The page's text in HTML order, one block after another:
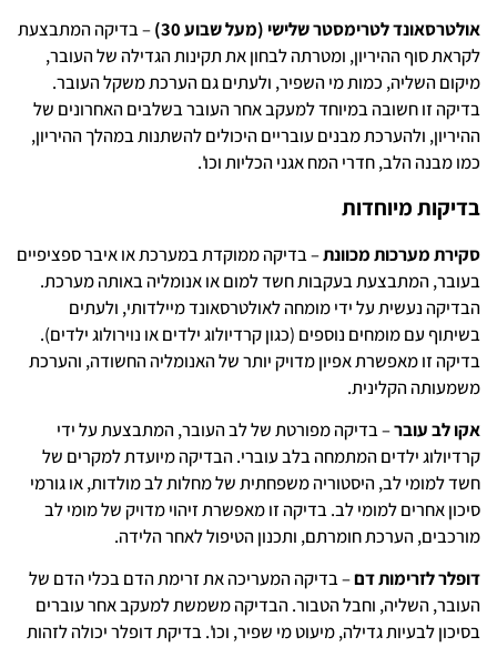
אולטרסאונד לטרימסטר שלישי (מעל שבוע 30)
– בדיקה המתבצעת
לקראת סוף ההיריון, ומטרתה לבחון את תקינות הגדילה של העובר,
מיקום השליה, כמות מי השפיר, ולעתים גם הערכת משקל העובר.
בדיקה זו חשובה במיוחד למעקב אחר העובר בשלבים האחרונים של
ההיריון, ולהערכת מבנים עובריים היכולים להשתנות במהלך ההיריון,
כמו מבנה הלב, חדרי המח אגני הכליות וכו'.
בדיקות מיוחדות
סקירת מערכות מכוונת– בדיקה ממוקדת במערכת או איבר ספציפיים
בעובר, המתבצעת בעקבות חשד למום או אנומליה באותה מערכת.
הבדיקה נעשית על ידי מומחה לאולטרסאונד מיילדותי, ולעתים
בשיתוף עם מומחים נוספים (כגון קרדיולוג ילדים או נוירולוג ילדים).
בדיקה זו מאפשרת אפיון מדויק יותר של האנומליה החשודה, והערכת
משמעותה הקלינית.
אקו לב עובר– בדיקה מפורטת של לב העובר, המתבצעת על ידי
קרדיולוג ילדים המתמחה בלב עוברי. הבדיקה מיועדת למקרים של
חשד למומי לב, היסטוריה משפחתית של מחלות לב מולדות, או גורמי
סיכון אחרים למומי לב. בדיקה זו מאפשרת זיהוי מדויק של מומי לב
מורכבים, הערכת חומרתם, ותכנון הטיפול לאחר הלידה.
דופלר לזרימות דם– בדיקה המעריכה את זרימת הדם בכלי הדם של
העובר, השליה, וחבל הטבור. הבדיקה משמשת למעקב אחר עוברים
בסיכון לבעיות גדילה, מיעוט מי שפיר, וכו'. בדיקת דופלר יכולה לזהות